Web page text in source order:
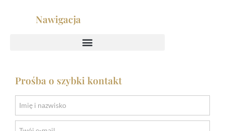
Nawigacja
Prośba o szybki kontakt